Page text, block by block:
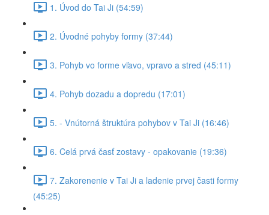
1. Úvod do Tai Ji (54:59)
2. Úvodné pohyby formy (37:44)
3. Pohyb vo forme vľavo, vpravo a stred (45:11)
4. Pohyb dozadu a dopredu (17:01)
5. - Vnútorná štruktúra pohybov v Tai Ji (16:46)
6. Celá prvá časť zostavy - opakovanie (19:36)
7. Zakorenenie v Tai Ji a ladenie prvej časti formy
(45:25)